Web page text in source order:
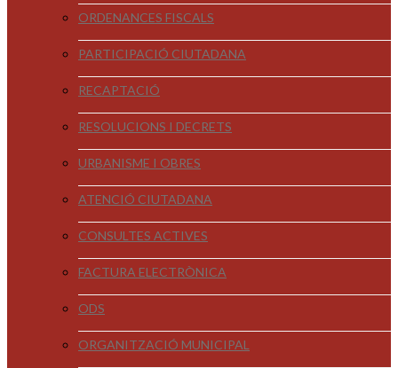
ORDENANCES FISCALS
PARTICIPACIÓ CIUTADANA
RECAPTACIÓ
RESOLUCIONS I DECRETS
URBANISME I OBRES
ATENCIÓ CIUTADANA
CONSULTES ACTIVES
FACTURA ELECTRÒNICA
ODS
ORGANITZACIÓ MUNICIPAL